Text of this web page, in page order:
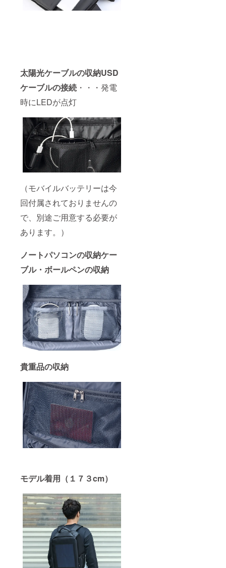
太陽光ケーブルの収納USD
ケーブルの接続 ・・・発電
時にLEDが点灯
（モバイルバッテリーは今
回付属されておりませんの
で、別途ご用意する必要が
あります。）
ノートパソコンの収納ケー
ブル・ボールペンの収納
貴重品の収納
モデル着用（１７３cm）